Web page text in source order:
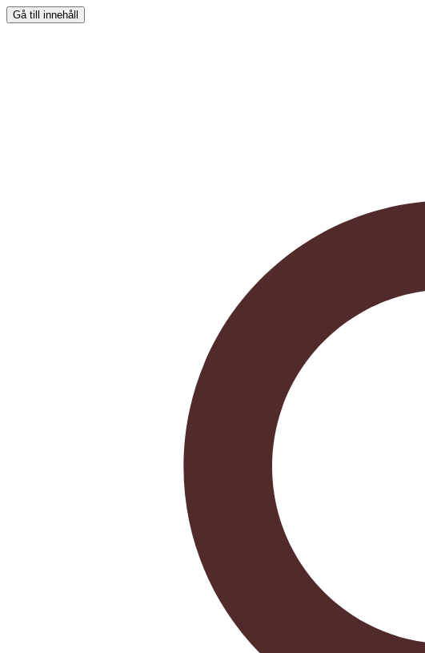
Gå till innehåll